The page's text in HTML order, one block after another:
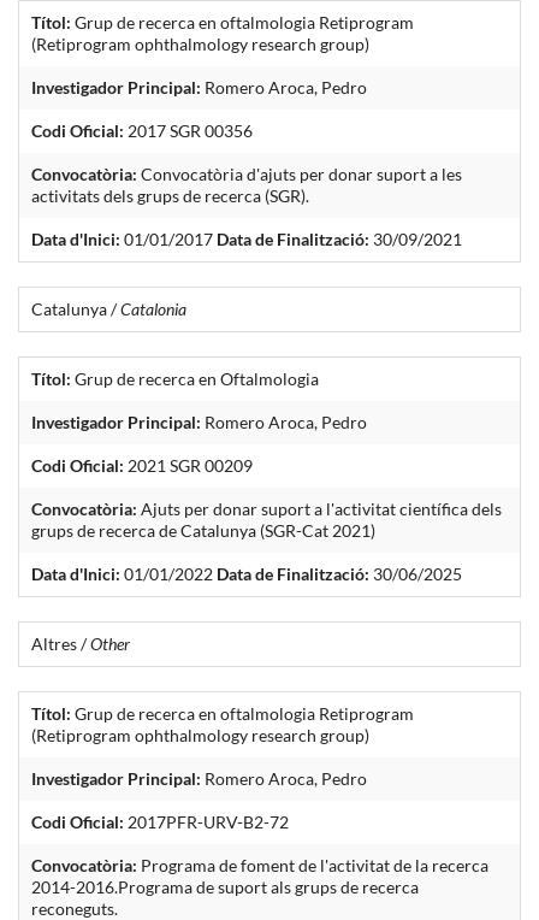
Títol: Grup de recerca en oftalmologia Retiprogram
(Retiprogram ophthalmology research group)
Investigador Principal: Romero Aroca, Pedro
Codi Oficial: 2017 SGR 00356
Convocatòria: Convocatòria d'ajuts per donar suport a les
activitats dels grups de recerca (SGR).
Data d'Inici: 01/01/2017 Data de Finalització: 30/09/2021
Catalunya /Catalonia
Títol: Grup de recerca en Oftalmologia
Investigador Principal: Romero Aroca, Pedro
Codi Oficial: 2021 SGR 00209
Convocatòria: Ajuts per donar suport a l'activitat científica dels
grups de recerca de Catalunya (SGR-Cat 2021)
Data d'Inici: 01/01/2022 Data de Finalització: 30/06/2025
Altres /Other
Títol: Grup de recerca en oftalmologia Retiprogram
(Retiprogram ophthalmology research group)
Investigador Principal: Romero Aroca, Pedro
Codi Oficial: 2017PFR-URV-B2-72
Convocatòria: Programa de foment de l'activitat de la recerca
2014-2016.Programa de suport als grups de recerca
reconeguts.